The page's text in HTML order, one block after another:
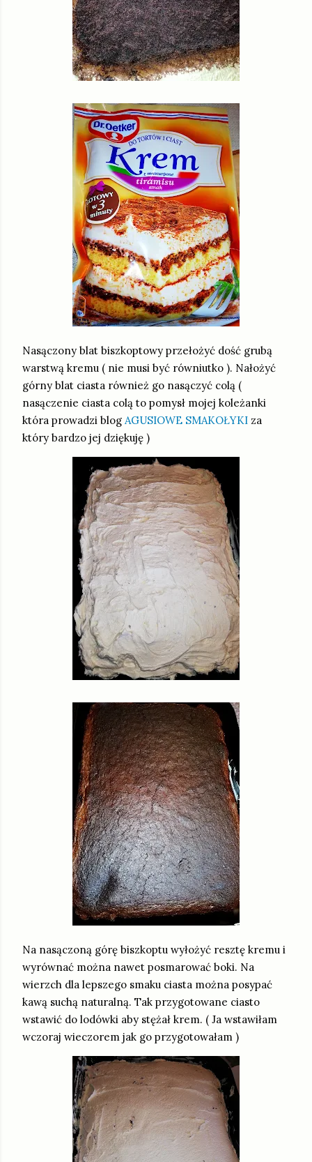
Nasączony blat biszkoptowy przełożyć dość grubą
warstwą kremu ( nie musi być równiutko ). Nałożyć
górny blat ciasta również go nasączyć colą (
nasączenie ciasta colą to pomysł mojej koleżanki
która prowadzi blog AGUSIOWE SMAKOŁYKI za
który bardzo jej dziękuję )
Na nasączoną górę biszkoptu wyłożyć resztę kremu i
wyrównać można nawet posmarować boki. Na
wierzch dla lepszego smaku ciasta można posypać
kawą suchą naturalną. Tak przygotowane ciasto
wstawić do lodówki aby stężał krem. ( Ja wstawiłam
wczoraj wieczorem jak go przygotowałam )